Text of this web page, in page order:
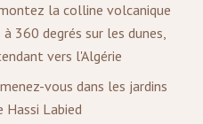
la colline volcanique
360 degrés sur les dunes,
vers l'Algérie
vous dans les jardins
Hassi Labied